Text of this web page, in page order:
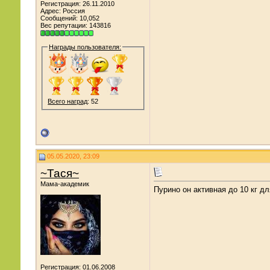
Регистрация: 26.11.2010
Адрес: Россия
Сообщений: 10,052
Вес репутации: 143816
Награды пользователя:
Всего наград: 52
05.05.2020, 23:09
~Тася~
Мама-академик
Регистрация: 01.06.2008
Пурино он активная до 10 кг